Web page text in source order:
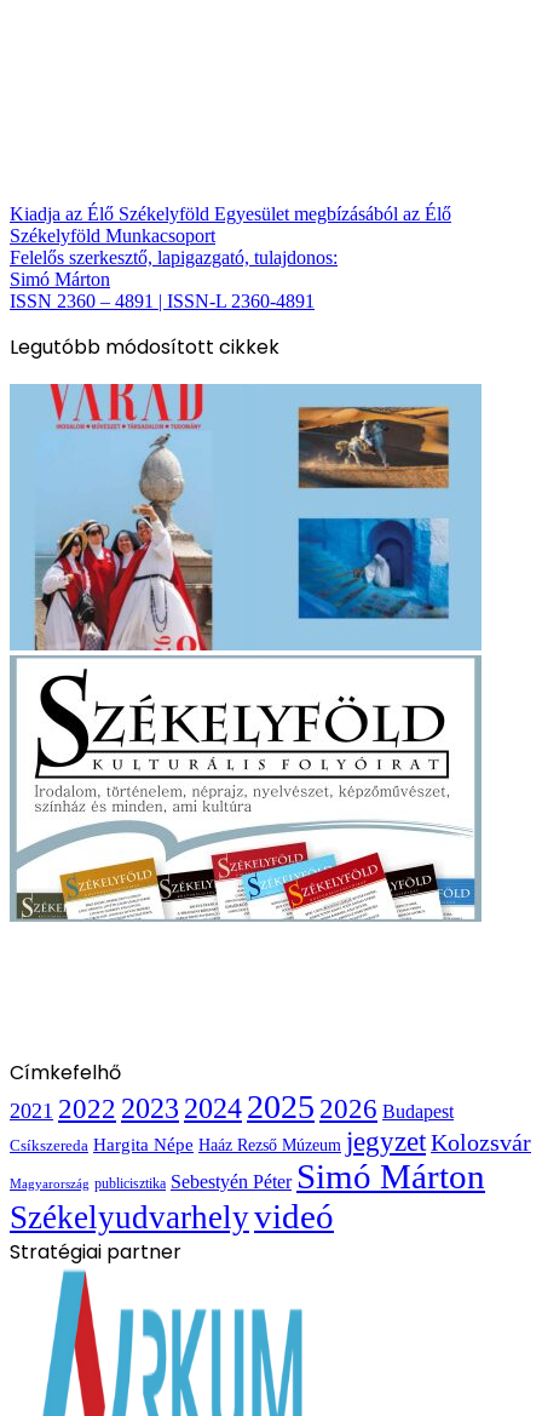
Kiadja az Élő Székelyföld Egyesület megbízásából az Élő
Székelyföld Munkacsoport
Felelős szerkesztő, lapigazgató, tulajdonos:
Simó Márton
ISSN 2360 – 4891 | ISSN-L 2360-4891
Legutóbb módosított cikkek
Címkefelhő
2021 2022 2023 20242025 2026 Budapest
Csíkszereda Hargita Népe Haáz Rezső Múzeum jegyzetKolozsvár
Magyarország publicisztika Sebestyén Péter Simó Márton
Székelyudvarhelyvideó
Stratégiai partner